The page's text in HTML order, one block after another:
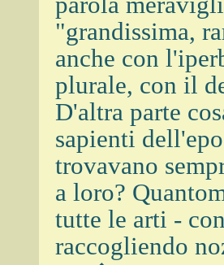
"grandissima,
anche con
plurale, con il
D'altra parte
sapienti
trovavano
a loro?
tutte le arti -
raccogliendo